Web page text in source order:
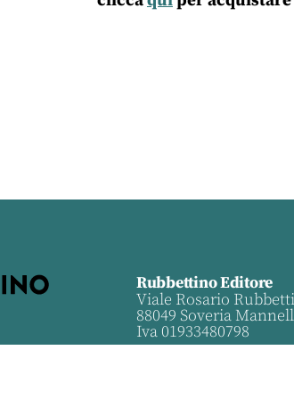
Rubbettino Editore
Viale Rosario
88049 Soveria
Iva 01933480798